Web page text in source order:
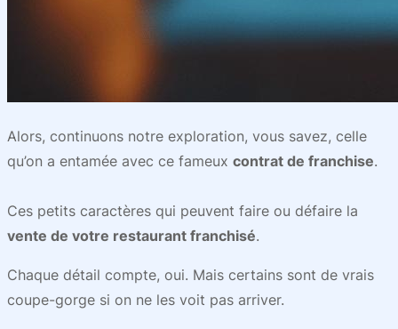
Alors, continuons notre exploration, vous savez, celle
qu’on a entamée avec ce fameux contrat de franchise.
Ces petits caractères qui peuvent faire ou défaire la
vente de votre restaurant franchisé.
Chaque détail compte, oui. Mais certains sont de vrais
coupe-gorge si on ne les voit pas arriver.